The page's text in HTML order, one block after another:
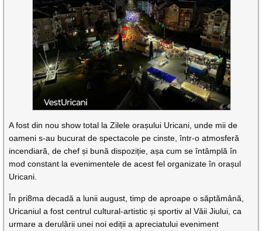
A fost din nou show total la Zilele orașului Uricani, unde mii de
oameni s-au bucurat de spectacole pe cinste, într-o atmosferă
incendiară, de chef și bună dispoziție, așa cum se întâmplă în
mod constant la evenimentele de acest fel organizate în orașul
Uricani.
În pri8ma decadă a lunii august, timp de aproape o săptămână,
Uricaniul a fost centrul cultural-artistic și sportiv al Văii Jiului, ca
urmare a derulării unei noi ediții a apreciatului eveniment